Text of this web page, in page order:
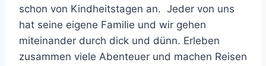
schon von Kindheitstagen an. Jeder von uns
hat seine eigene Familie und wir gehen
miteinander durch dick und dünn. Erleben
zusammen viele Abenteuer und machen Reisen